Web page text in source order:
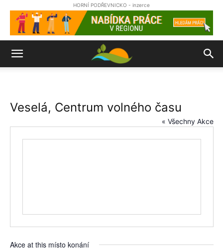
HORNÍ PODŘEVNICKO - inzerce
Veselá, Centrum volného času
« Všechny Akce
Akce at this místo konání